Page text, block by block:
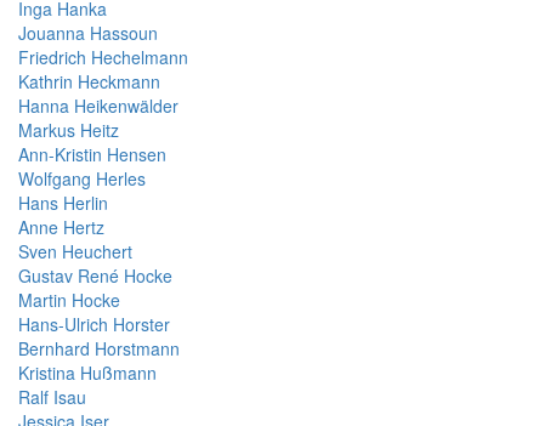
Inga Hanka
Jouanna Hassoun
Friedrich Hechelmann
Kathrin Heckmann
Hanna Heikenwälder
Markus Heitz
Ann-Kristin Hensen
Wolfgang Herles
Hans Herlin
Anne Hertz
Sven Heuchert
Gustav René Hocke
Martin Hocke
Hans-Ulrich Horster
Bernhard Horstmann
Kristina Hußmann
Ralf Isau